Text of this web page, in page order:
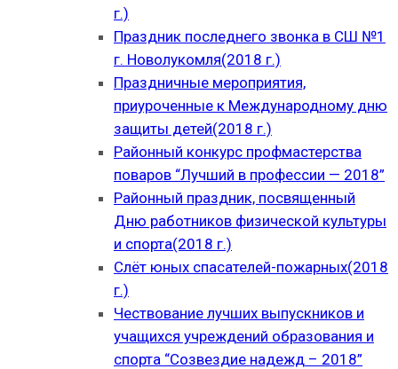
г.)
Праздник последнего звонка в СШ №1
г. Новолукомля(2018 г.)
Праздничные мероприятия,
приуроченные к Международному дню
защиты детей(2018 г.)
Районный конкурс профмастерства
поваров “Лучший в профессии — 2018”
Районный праздник, посвященный
Дню работников физической культуры
и спорта(2018 г.)
Слёт юных спасателей-пожарных(2018
г.)
Чествование лучших выпускников и
учащихся учреждений образования и
спорта “Созвездие надежд – 2018”